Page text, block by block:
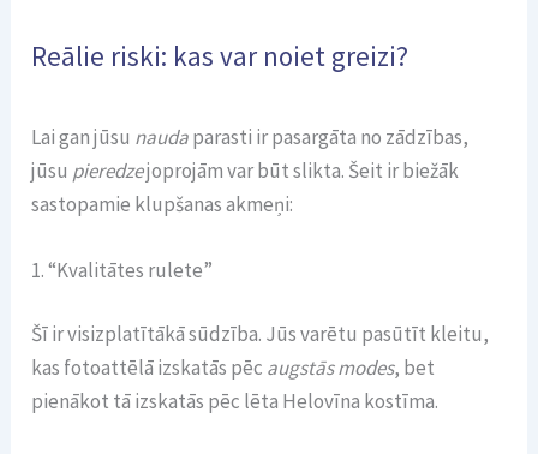
Reālie riski: kas var noiet greizi?
Lai gan jūsu naudaparasti ir pasargāta no zādzības,
jūsu pieredzejoprojām var būt slikta. Šeit ir biežāk
sastopamie klupšanas akmeņi:
1. “Kvalitātes rulete”
Šī ir visizplatītākā sūdzība. Jūs varētu pasūtīt kleitu,
kas fotoattēlā izskatās pēc augstās modes, bet
pienākot tā izskatās pēc lēta Helovīna kostīma.